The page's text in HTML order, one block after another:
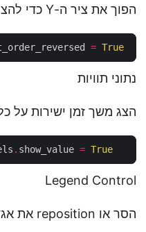
הפוך את ציר ה-Y כדי להציג משימות מלמעלה למטה:
= True
נתוני תוויות
הצג משך זמן ישירות על
. show_value = True
Legend Control
הסר או reposition את אגד הגרף.